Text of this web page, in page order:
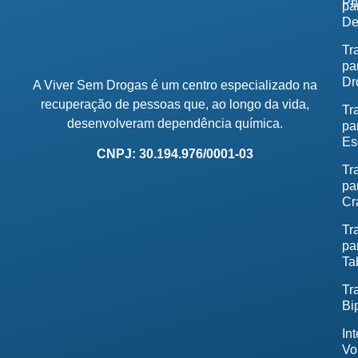
A Viver Sem Drogas é um centro especializado na
recuperação de pessoas que, ao longo da vida,
desenvolveram dependência química.
CNPJ: 30.194.976/0001-03